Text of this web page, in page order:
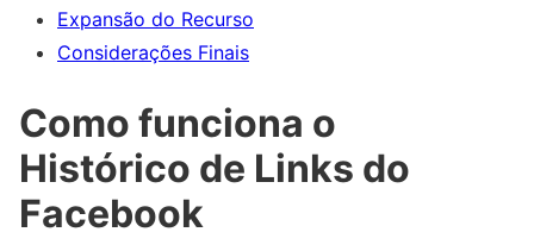
Expansão do Recurso
Considerações Finais
Como funciona o
Histórico de Links do
Facebook